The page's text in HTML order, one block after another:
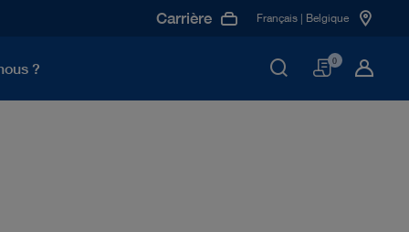
?
Carrière Français | Belgique
Panier
0